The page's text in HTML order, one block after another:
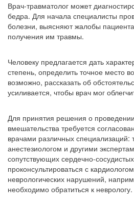
Врач-травматолог может
бедра. Для начала специалисты
болезни, выясняют жалобы
получения им травмы.
Человеку предлагается дать
степень, определить точное место
возможно, рассказать об
усиливается, чтобы врач мог
Для принятия решения о
вмешательства требуется
врачами различных специализаций:
анестезиологом и другими
сопутствующих сердечно-
проконсультироваться с
неврологических нарушений,
необходимо обратиться к неврологу.